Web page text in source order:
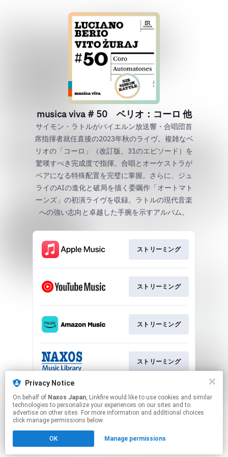
musica viva # 50 ベリオ：コーロ 他
サイモン・ラトルがバイエルン放送響・合唱団首
席指揮者就任直後の2023年秋のライヴ。複雑なベ
リオの「コーロ」（改訂版、31のエピソード）を
驚嘆すべき完成度で指揮。合唱とオーケストラが
ペアになる特殊配置を完璧に掌握。さらに、ジュ
ライのAIの進化と破局を描く委嘱作「オートマト
ーンズ」の初演ライヴを収録。ラトルの現代音楽
への強い志向と卓越した手腕を示すアルバム。
ストリーミング
ストリーミング
ストリーミング
ストリーミング
ハイレゾダウンロード
Click hereto manage your permissions.
Privacy Notice
On behalf of Naxos Japan, Linkfire would like to use cookies and similar
technologies to personalize your experiences on our sites and to
advertise on other sites. For more information and additional choices
click manage permissions below.
OK Manage permissions